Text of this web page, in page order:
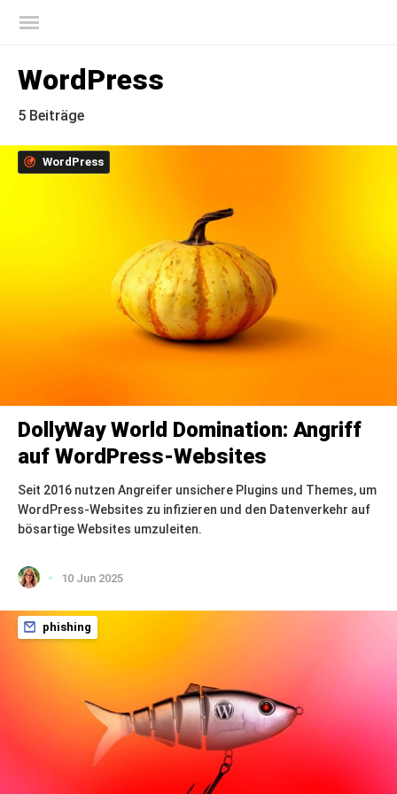
WordPress
5 Beiträge
WordPress
DollyWay World Domination: Angriff
auf WordPress-Websites
Seit 2016 nutzen Angreifer unsichere Plugins und Themes, um
WordPress-Websites zu infizieren und den Datenverkehr auf
bösartige Websites umzuleiten.
10 Jun 2025
phishing